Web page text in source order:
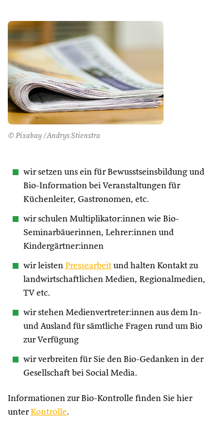
© Pixabay /Andrys Stienstra
wir setzen uns ein für Bewusstseinsbildung und
Bio-Information bei Veranstaltungen für
Küchenleiter, Gastronomen, etc.
wir schulen Multiplikator:innen wie Bio-
Seminarbäuerinnen, Lehrer:innen und
Kindergärtner:innen
wir leisten Pressearbeit und halten Kontakt zu
landwirtschaftlichen Medien, Regionalmedien,
TV etc.
wir stehen Medienvertreter:innen aus dem In-
und Ausland für sämtliche Fragen rund um Bio
zur Verfügung
wir verbreiten für Sie den Bio-Gedanken in der
Gesellschaft bei Social Media.
Informationen zur Bio-Kontrolle finden Sie hier
unterKontrolle.